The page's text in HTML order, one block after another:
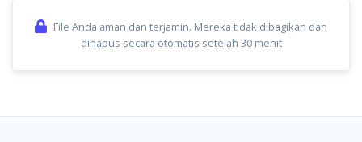
File Anda aman dan terjamin. Mereka tidak dibagikan dan
dihapus secara otomatis setelah 30 menit